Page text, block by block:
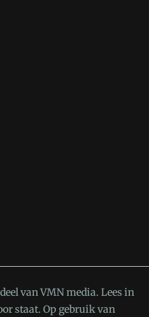
van VMN media. Lees in
staat. Op gebruik van